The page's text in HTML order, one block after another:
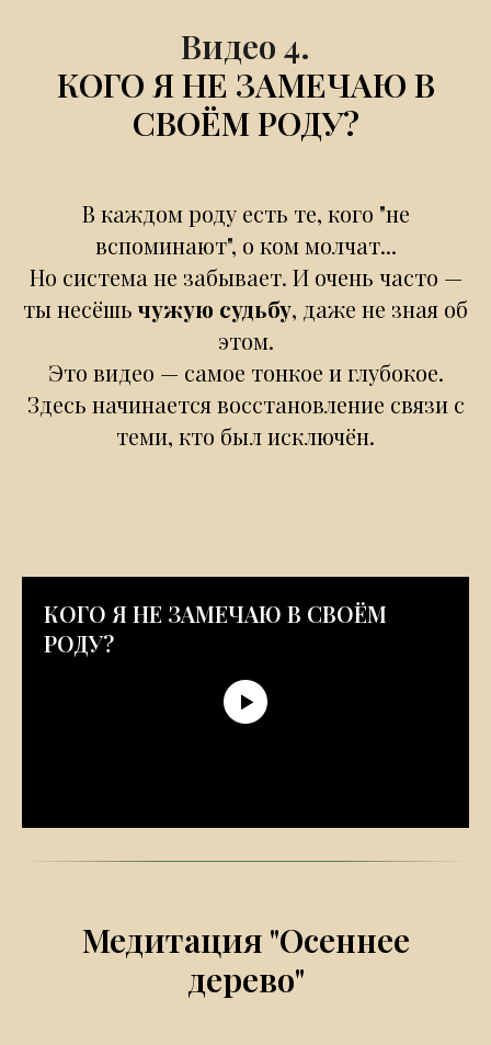
Видео 4.
КОГО Я НЕ ЗАМЕЧАЮ В
СВОЁМ РОДУ?
В каждом роду есть те, кого "не
вспоминают", о ком молчат...
Но система не забывает. И очень часто —
ты несёшьчужую судьбу, даже не зная об
этом.
Это видео — самое тонкое и глубокое.
Здесь начинается восстановление связи с
теми, кто был исключён.
КОГО Я НЕ ЗАМЕЧАЮ В СВОЁМ
РОДУ?
Медитация "Осеннее
дерево"